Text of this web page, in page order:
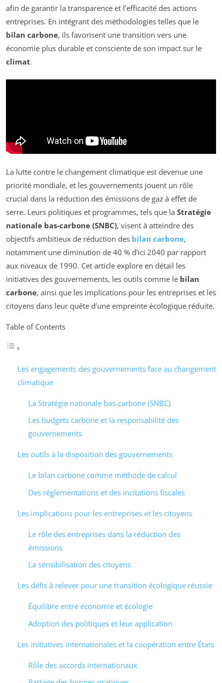
afin de garantir la transparence et l’efficacité des actions
entreprises. En intégrant des méthodologies telles que le
bilan carbone, ils favorisent une transition vers une
économie plus durable et consciente de son impact sur le
climat.
La lutte contre le changement climatique est devenue une
priorité mondiale, et les gouvernements jouent un rôle
crucial dans la réduction des émissions de gaz à effet de
serre. Leurs politiques et programmes, tels que la Stratégie
nationale bas-carbone (SNBC), visent à atteindre des
objectifs ambitieux de réduction des bilan carbone,
notamment une diminution de 40 % d’ici 2040 par rapport
aux niveaux de 1990. Cet article explore en détail les
initiatives des gouvernements, les outils comme le bilan
carbone, ainsi que les implications pour les entreprises et les
citoyens dans leur quête d’une empreinte écologique réduite.
Table of Contents
Les engagements des gouvernements face au changement
climatique
La Stratégie nationale bas-carbone (SNBC)
Les budgets carbone et la responsabilité des
gouvernements
Les outils à la disposition des gouvernements
Le bilan carbone comme méthode de calcul
Des réglementations et des incitations fiscales
Les implications pour les entreprises et les citoyens
Le rôle des entreprises dans la réduction des
émissions
La sensibilisation des citoyens
Les défis à relever pour une transition écologique réussie
Équilibre entre économie et écologie
Adoption des politiques et leur application
Les initiatives internationales et la coopération entre États
Rôle des accords internationaux